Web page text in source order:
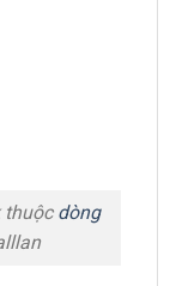
thuộc dòng